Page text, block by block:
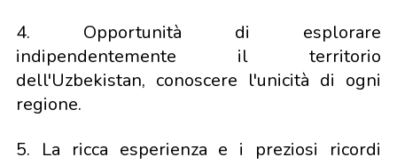
4. Opportunità di esplorare
indipendentemente il territorio
dell'Uzbekistan, conoscere l'unicità di ogni
regione.
5. La ricca esperienza e i preziosi ricordi